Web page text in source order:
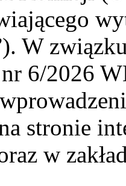
W
6/2026
stronie
w